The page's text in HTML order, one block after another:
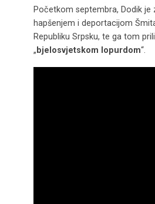
Početkom septembra, Dodik je
hapšenjem i deportacijom
Republiku Srpsku, te ga tom
„bjelosvjetskom lopurdom“.